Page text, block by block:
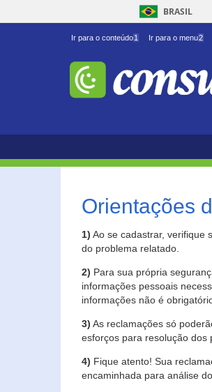
BRASIL
Ir para o conteúdo1 Ir para o menu2
Orientações
1) Ao se cadastrar, verifique
do problema relatado.
2) Para sua própria
informações pessoais
informações não é
3) As reclamações só
esforços para resolução dos
4) Fique atento! Sua
encaminhada para análise